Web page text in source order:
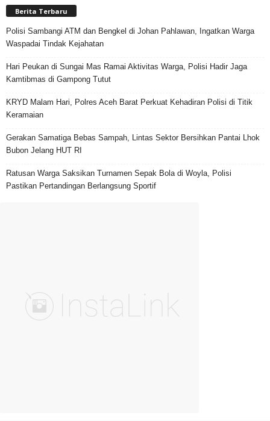
Berita Terbaru
Polisi Sambangi ATM dan Bengkel di Johan Pahlawan, Ingatkan Warga
Waspadai Tindak Kejahatan
Hari Peukan di Sungai Mas Ramai Aktivitas Warga, Polisi Hadir Jaga
Kamtibmas di Gampong Tutut
KRYD Malam Hari, Polres Aceh Barat Perkuat Kehadiran Polisi di Titik
Keramaian
Gerakan Samatiga Bebas Sampah, Lintas Sektor Bersihkan Pantai Lhok
Bubon Jelang HUT RI
Ratusan Warga Saksikan Turnamen Sepak Bola di Woyla, Polisi
Pastikan Pertandingan Berlangsung Sportif